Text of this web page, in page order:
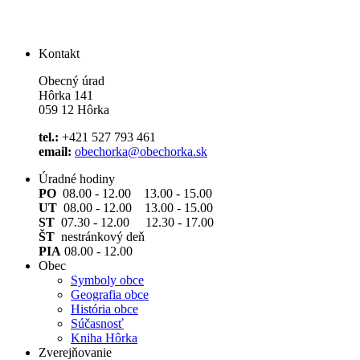
Kontakt
Obecný úrad
Hôrka 141
059 12 Hôrka
tel.: +421 527 793 461
email: obechorka@obechorka.sk
Úradné hodiny
PO 08.00 - 12.00 13.00 - 15.00
UT 08.00 - 12.00 13.00 - 15.00
ST 07.30 - 12.00 12.30 - 17.00
ŠT nestránkový deň
PIA 08.00 - 12.00
Obec
Symboly obce
Geografia obce
História obce
Súčasnosť
Kniha Hôrka
Zverejňovanie